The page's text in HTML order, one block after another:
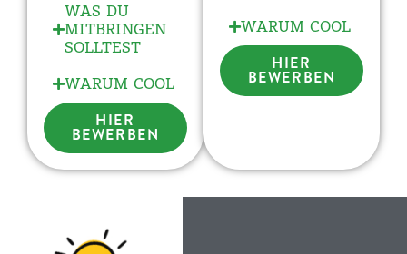
WAS DU
MITBRINGEN
SOLLTEST
WARUM COOL
HIER
BEWERBEN
WARUM COOL
HIER
BEWERBEN